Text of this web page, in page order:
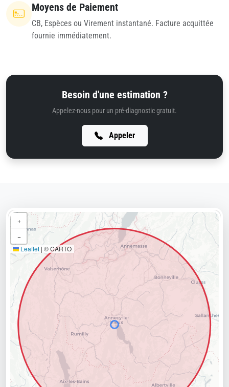
Moyens de Paiement
CB, Espèces ou Virement instantané. Facture acquittée
fournie immédiatement.
Besoin d'une estimation ?
Appelez-nous pour un pré-diagnostic gratuit.
Appeler
+
−
Leaflet | © CARTO